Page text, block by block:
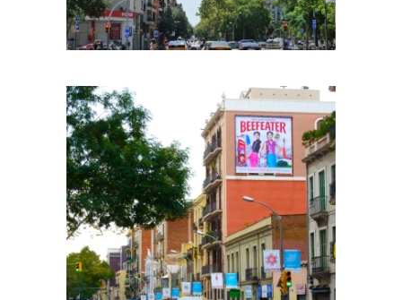
RON BARCELÓ
BEEFEATER INEDIT